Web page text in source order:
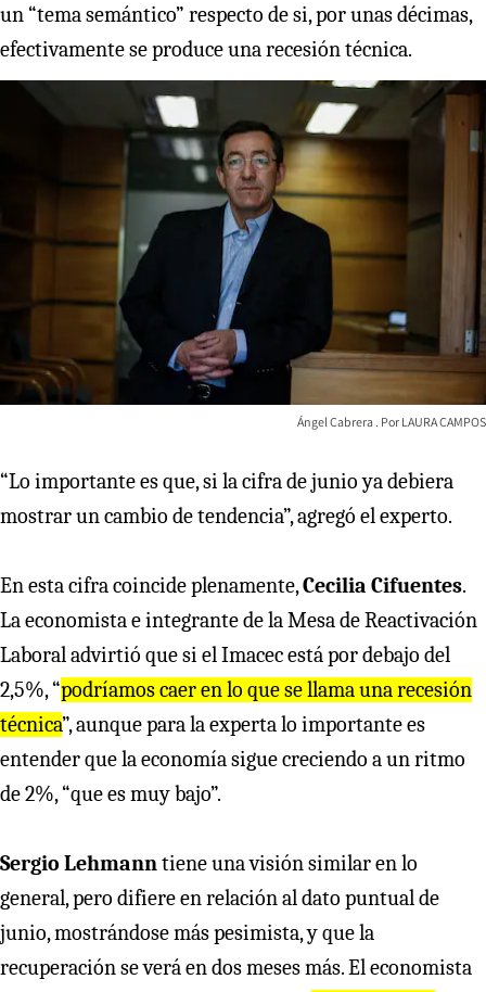
un “tema semántico” respecto de si, por unas décimas,
efectivamente se produce una recesión técnica.
Ángel Cabrera LAURA CAMPOS
“Lo importante es que, si la cifra de junio ya debiera
mostrar un cambio de tendencia”, agregó el experto.
En esta cifra coincide plenamente,Cecilia Cifuentes.
La economista e integrante de la Mesa de Reactivación
Laboral advirtió que si el Imacec está por debajo del
2,5%, “podríamos caer en lo que se llama una recesión
técnica”, aunque para la experta lo importante es
entender que la economía sigue creciendo a un ritmo
de 2%, “que es muy bajo”.
Sergio Lehmann tiene una visión similar en lo
general, pero difiere en relación al dato puntual de
junio, mostrándose más pesimista, y que la
recuperación se verá en dos meses más. El economista